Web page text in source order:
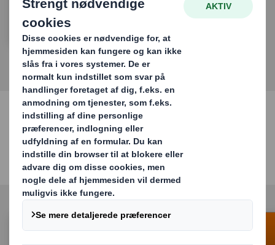
GÅ TIL NYHEDER & PRESSE
Sociale Medier
Besøg os!